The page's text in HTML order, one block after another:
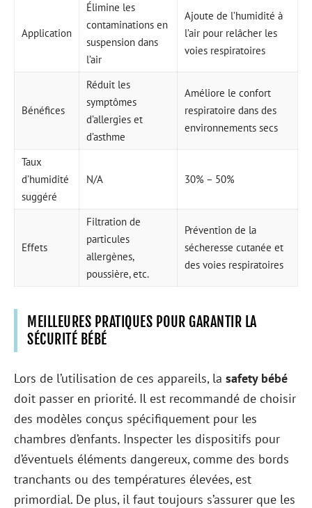
Application
Élimine les
contaminations en
suspension dans
l’air
Ajoute de l’humidité à
l’air pour relâcher les
voies respiratoires
Bénéfices
Réduit les
symptômes
d’allergies et
d’asthme
Améliore le confort
respiratoire dans des
environnements secs
Taux
d’humidité
suggéré
N/A 30% – 50%
Effets
Filtration de
particules
allergènes,
poussière, etc.
Prévention de la
sécheresse cutanée et
des voies respiratoires
MEILLEURES PRATIQUES POUR GARANTIR LA
SÉCURITÉ BÉBÉ
Lors de l’utilisation de ces appareils, la safety bébé
doit passer en priorité. Il est recommandé de choisir
des modèles conçus spécifiquement pour les
chambres d’enfants. Inspecter les dispositifs pour
d’éventuels éléments dangereux, comme des bords
tranchants ou des températures élevées, est
primordial. De plus, il faut toujours s’assurer que les